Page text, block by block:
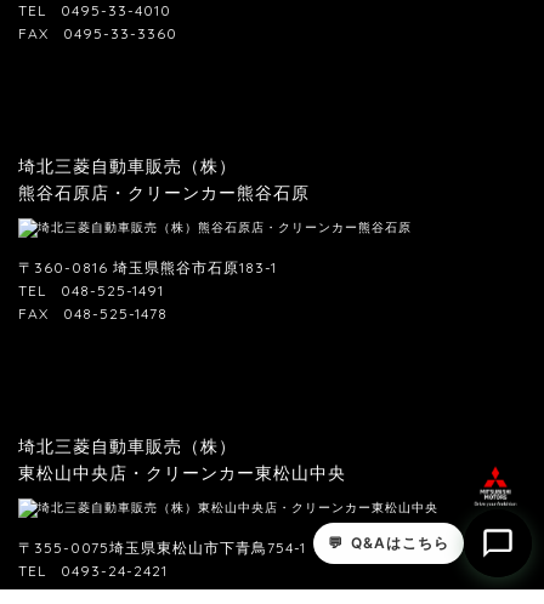
TEL
0495-33-4010
FAX
0495-33-3360
埼北三菱自動車販売（株）
熊谷石原店・クリーンカー熊谷石原
〒360-0816 埼玉県熊谷市石原183-1
TEL
048-525-1491
FAX
048-525-1478
埼北三菱自動車販売（株）
東松山中央店・クリーンカー東松山中央
〒355-0075埼玉県東松山市下青鳥754-1
TEL
0493-24-2421
FAX
0493-24-5972